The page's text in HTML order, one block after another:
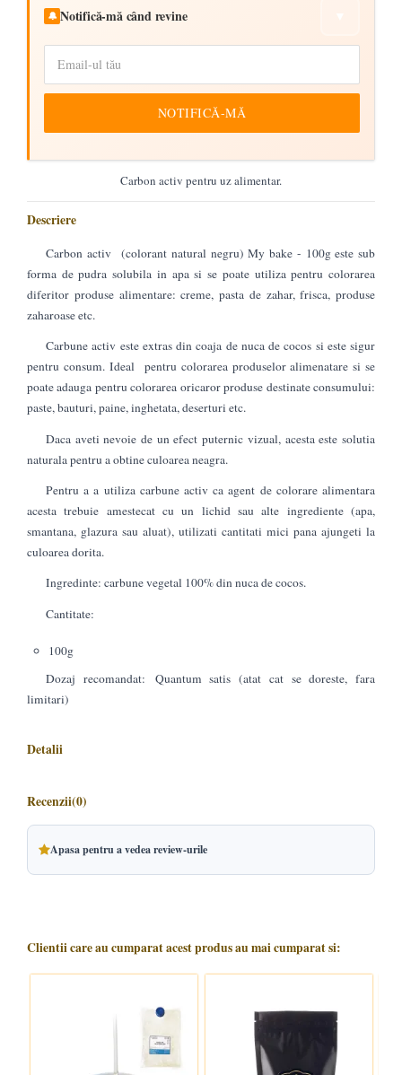
🔔 Notifică-mă când revine
NOTIFICĂ-MĂ
Carbon activ pentru uz alimentar.
Descriere
Carbon activ (colorant natural negru) My bake - 100g este sub
forma de pudra solubila in apa si se poate utiliza pentru colorarea
diferitor produse alimentare: creme, pasta de zahar, frisca, produse
zaharoase etc.
Carbune activ este extras din coaja de nuca de cocos si este sigur
pentru consum. Ideal pentru colorarea produselor alimenatare si se
poate adauga pentru colorarea oricaror produse destinate consumului:
paste, bauturi, paine, inghetata, deserturi etc.
Daca aveti nevoie de un efect puternic vizual, acesta este solutia
naturala pentru a obtine culoarea neagra.
Pentru a a utiliza carbune activ ca agent de colorare alimentara
acesta trebuie amestecat cu un lichid sau alte ingrediente (apa,
smantana, glazura sau aluat), utilizati cantitati mici pana ajungeti la
culoarea dorita.
Ingredinte: carbune vegetal 100% din nuca de cocos.
Cantitate:
100g
Dozaj recomandat: Quantum satis (atat cat se doreste, fara
limitari)
Detalii
Recenzii(0)
Apasa pentru a vedea review-urile
Clientii care au cumparat acest produs au mai cumparat si: